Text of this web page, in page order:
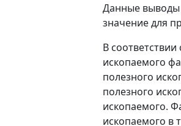
Данные выводы
значение для
В соответствии
ископаемого
полезного
полезного
ископаемого.
ископаемого в